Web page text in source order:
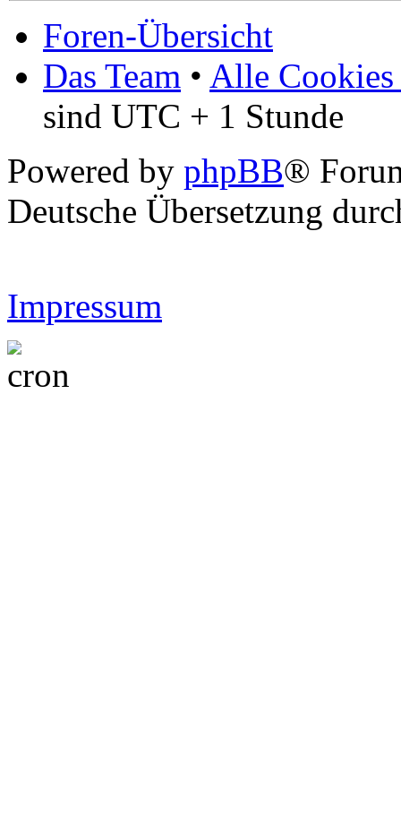
Foren-Übersicht
Das Team • Alle Cookies
sind UTC + 1 Stunde
Powered by phpBB®
Deutsche Übersetzung
Impressum